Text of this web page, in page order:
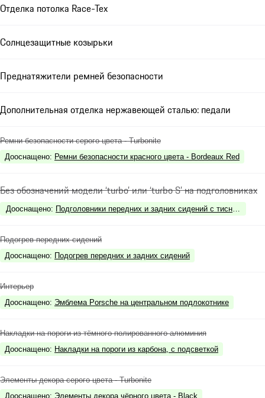
Отделка потолка Race-Tex
Солнцезащитные козырьки
Преднатяжители ремней безопасности
Дополнительная отделка нержавеющей сталью: педали
Ремни безопасности серого цвета - Turbonite
Дооснащено: Ремни безопасности красного цвета - Bordeaux Red
Без обозначений модели ‘turbo’ или ‘turbo S’ на подголовниках
Дооснащено: Подголовники передних и задних сидений с тиснением
Подогрев передних сидений
Дооснащено: Подогрев передних и задних сидений
Интерьер
Дооснащено: Эмблема Porsche на центральном подлокотнике
Накладки на пороги из тёмного полированного алюминия
Дооснащено: Накладки на пороги из карбона, с подсветкой
Элементы декора серого цвета - Turbonite
Дооснащено: Элементы декора чёрного цвета - Black